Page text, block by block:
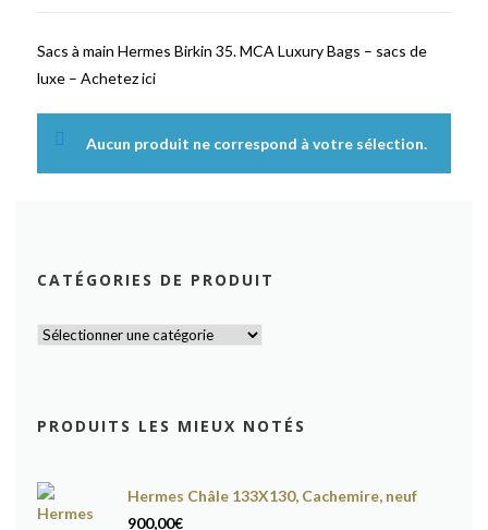
Sacs à main Hermes Birkin 35. MCA Luxury Bags – sacs de
luxe – Achetez ici
Aucun produit ne correspond à votre sélection.
CATÉGORIES DE PRODUIT
PRODUITS LES MIEUX NOTÉS
Hermes Châle 133X130, Cachemire, neuf
900,00€